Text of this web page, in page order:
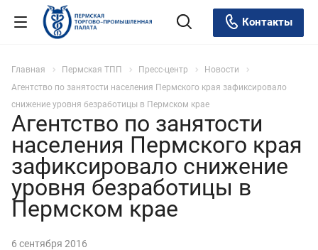
Контакты
Главная Пермская ТПП Пресс-центр
Новости
Агентство по занятости населения Пермского края зафиксировало
снижение уровня безработицы в Пермском крае
Агентство по занятости
населения Пермского края
зафиксировало снижение
уровня безработицы в
Пермском крае
6 сентября 2016